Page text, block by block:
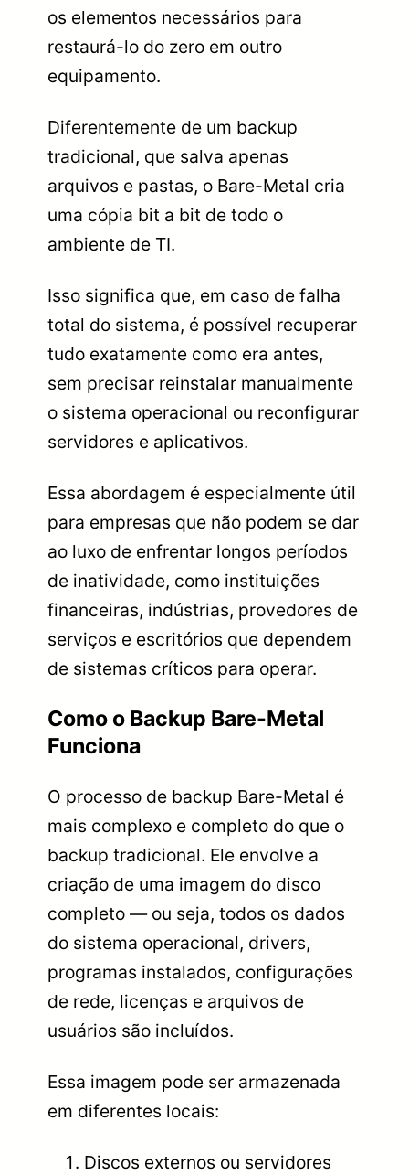
os elementos necessários para
restaurá-lo do zero em outro
equipamento.
Diferentemente de um backup
tradicional, que salva apenas
arquivos e pastas, o Bare-Metal cria
uma cópia bit a bit de todo o
ambiente de TI.
Isso significa que, em caso de falha
total do sistema, é possível recuperar
tudo exatamente como era antes,
sem precisar reinstalar manualmente
o sistema operacional ou reconfigurar
servidores e aplicativos.
Essa abordagem é especialmente útil
para empresas que não podem se dar
ao luxo de enfrentar longos períodos
de inatividade, como instituições
financeiras, indústrias, provedores de
serviços e escritórios que dependem
de sistemas críticos para operar.
Como o Backup Bare-Metal
Funciona
O processo de backup Bare-Metal é
mais complexo e completo do que o
backup tradicional. Ele envolve a
criação de uma imagem do disco
completo — ou seja, todos os dados
do sistema operacional, drivers,
programas instalados, configurações
de rede, licenças e arquivos de
usuários são incluídos.
Essa imagem pode ser armazenada
em diferentes locais:
Discos externos ou servidores